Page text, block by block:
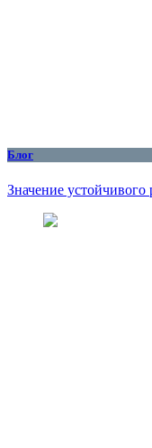
Блог
Значение